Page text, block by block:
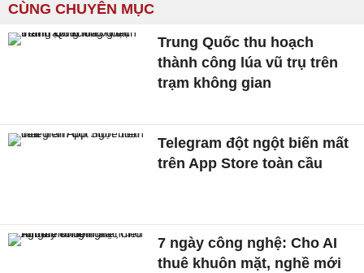
CÙNG CHUYÊN MỤC
Trung Quốc thu hoạch
thành công lúa vũ trụ trên
trạm không gian
Telegram đột ngột biến mất
trên App Store toàn cầu
7 ngày công nghệ: Cho AI
thuê khuôn mặt, nghề mới